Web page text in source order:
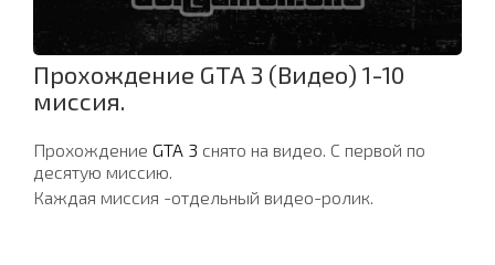
Прохождение GTA 3 (Видео) 1-10
миссия.
Прохождение GTA 3 снято на видео. С первой по
десятую миссию.
Каждая миссия -отдельный видео-ролик.